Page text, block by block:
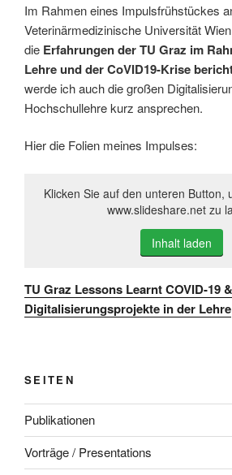
Im Rahmen eines Impulsfrühstückes
Veterinärmedizinische Universität
die Erfahrungen der TU Graz im
Lehre und der CoVID19-Krise
werde ich auch die großen
Hochschullehre kurz ansprechen.
Hier die Folien meines Impulses:
Klicken Sie auf den unteren Button,
www.slideshare.net zu
Inhalt laden
TU Graz Lessons Learnt COVID-19 &
Digitalisierungsprojekte in der Lehre
SEITEN
Publikationen
Vorträge / Presentations